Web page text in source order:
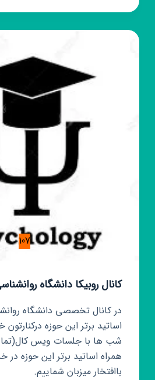
آموزش
های
107
کانال روبیکا دانشگاه
در کانال تخصصی دانشگاه
اساتید برتر این حوزه
شب ها با جلسات ویس
همراه اساتید برتر این حوزه
باافتخار میزبان شماییم.